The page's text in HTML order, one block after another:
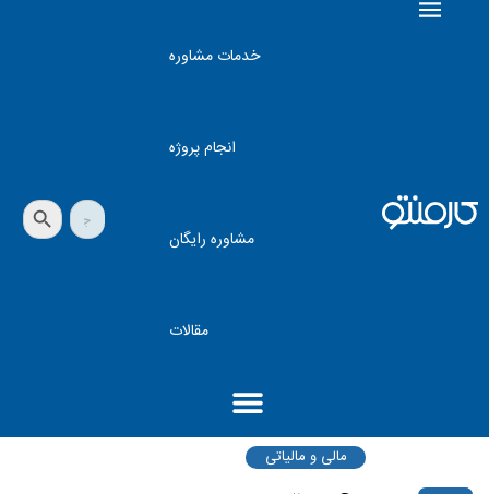
خدمات مشاوره
انجام پروژه
مشاوره رایگان
مقالات
جستجو
برای:
دکمه جستجو
مالی و مالیاتی